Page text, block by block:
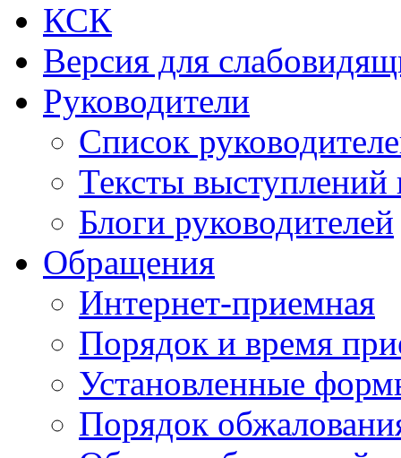
КСК
Версия для
Руководители
Список
Тексты выступлений
Блоги руководителей
Обращения
Интернет-приемная
Порядок и время
Установленные
Порядок